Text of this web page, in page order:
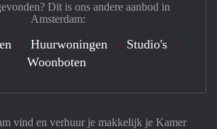
vind en verhuur je makkelijk je Kamer
Dit is ons andere aanbod in
Amsterdam:
Huurwoningen
Studio's
Woonboten